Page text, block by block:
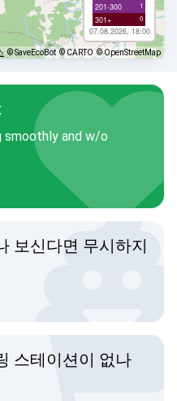
201-300 1
301+ 0
07.08.2026, 18:00
© SaveEcoBot © CARTO © OpenStreetMap
smoothly and w/o
보신다면 무시하지
스테이션이 없나